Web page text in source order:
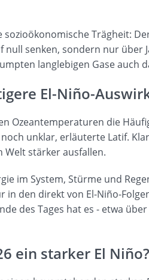
sozioökonomische Trägheit:
null senken, sondern nur über
langlebigen Gase auch
El-Niño-
Ozeantemperaturen die
unklar, erläuterte Latif.
Welt stärker ausfallen.
im System, Stürme und
in den direkt von El-Niño-
des Tages hat es - etwa
ein starker El Niño?